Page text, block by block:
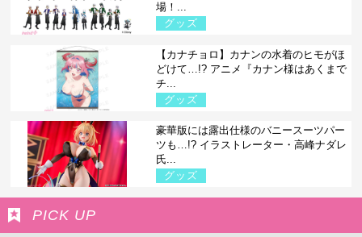
場！...
グッズ
【カナチョロ】カナンの水着のヒモがほ
どけて…!? アニメ『カナン様はあくまで
チ...
グッズ
豪華版には露出仕様のバニースーツパー
ツも…!? イラストレーター・高峰ナダレ
氏...
グッズ
PICK UP